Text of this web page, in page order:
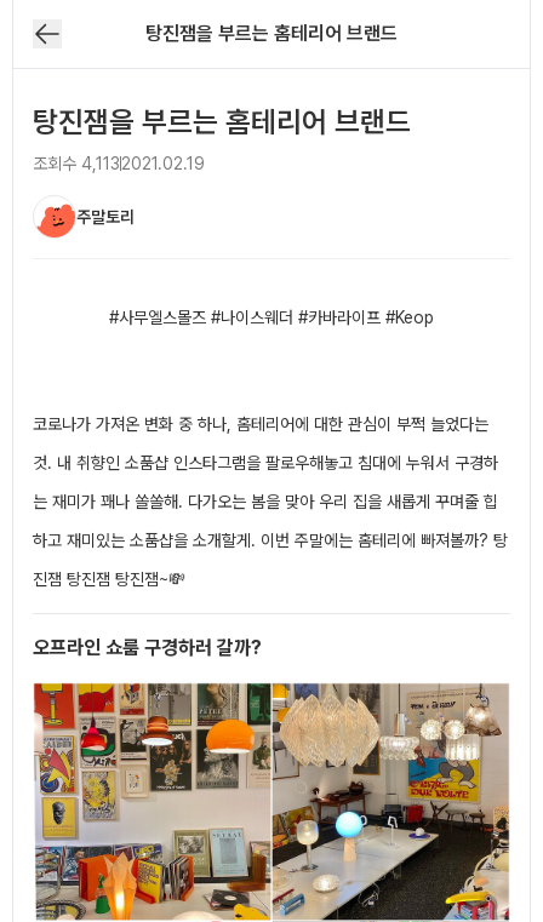
탕진잼을 부르는 홈테리어 브랜드
탕진잼을 부르는 홈테리어 브랜드
조회수 4,1132021.02.19
주말토리
아티클 본문#사무엘스몰즈 #나이스웨더 #카바라이프 #Keop
코로나가 가져온 변화 중 하나, 홈테리어에 대한 관심이 부쩍 늘었다는
것. 내 취향인 소품샵 인스타그램을 팔로우해놓고 침대에 누워서 구경하
는 재미가 꽤나 쏠쏠해. 다가오는 봄을 맞아 우리 집을 새롭게 꾸며줄 힙
하고 재미있는 소품샵을 소개할게. 이번 주말에는 홈테리에 빠져볼까? 탕
진잼 탕진잼 탕진잼~💸
오프라인 쇼룸 구경하러 갈까?